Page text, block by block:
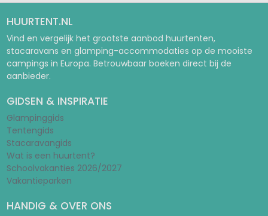
HUURTENT.NL
Vind en vergelijk het grootste aanbod huurtenten,
stacaravans en glamping-accommodaties op de mooiste
campings in Europa. Betrouwbaar boeken direct bij de
aanbieder.
GIDSEN & INSPIRATIE
Glampinggids
Tentengids
Stacaravangids
Wat is een huurtent?
Schoolvakanties 2026/2027
Vakantieparken
HANDIG & OVER ONS